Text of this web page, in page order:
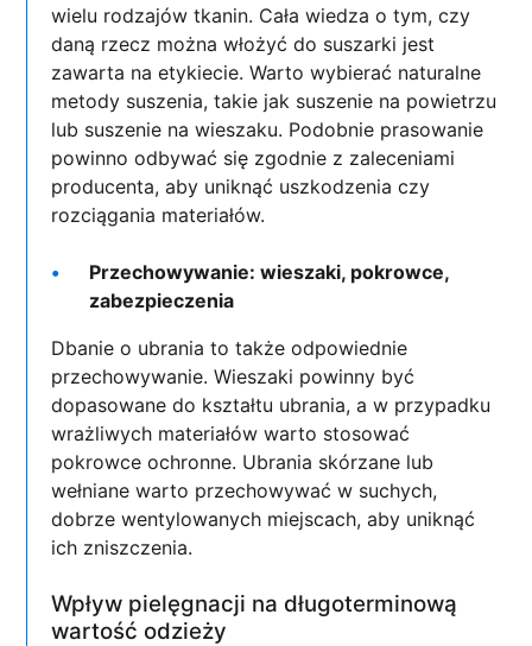
wielu rodzajów tkanin. Cała wiedza o tym, czy
daną rzecz można włożyć do suszarki jest
zawarta na etykiecie. Warto wybierać naturalne
metody suszenia, takie jak suszenie na powietrzu
lub suszenie na wieszaku. Podobnie prasowanie
powinno odbywać się zgodnie z zaleceniami
producenta, aby uniknąć uszkodzenia czy
rozciągania materiałów.
Przechowywanie: wieszaki, pokrowce,
zabezpieczenia
Dbanie o ubrania to także odpowiednie
przechowywanie. Wieszaki powinny być
dopasowane do kształtu ubrania, a w przypadku
wrażliwych materiałów warto stosować
pokrowce ochronne. Ubrania skórzane lub
wełniane warto przechowywać w suchych,
dobrze wentylowanych miejscach, aby uniknąć
ich zniszczenia.
Wpływ pielęgnacji na długoterminową
wartość odzieży